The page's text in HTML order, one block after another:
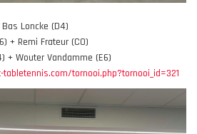
Loncke (D4)
+ Remi Frateur (C0)
+ Wouter Vandamme (E6)
tornooi.php?tornooi_id=321